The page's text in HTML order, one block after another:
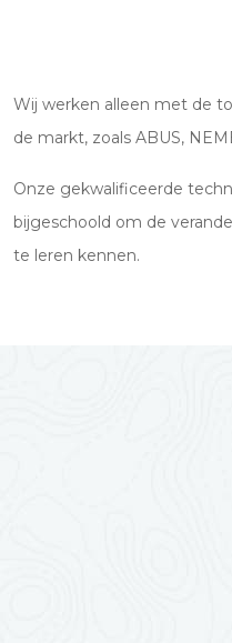
Wij werken alleen met de
de markt, zoals ABUS,
Onze gekwalificeerde
bijgeschoold om de
te leren kennen.